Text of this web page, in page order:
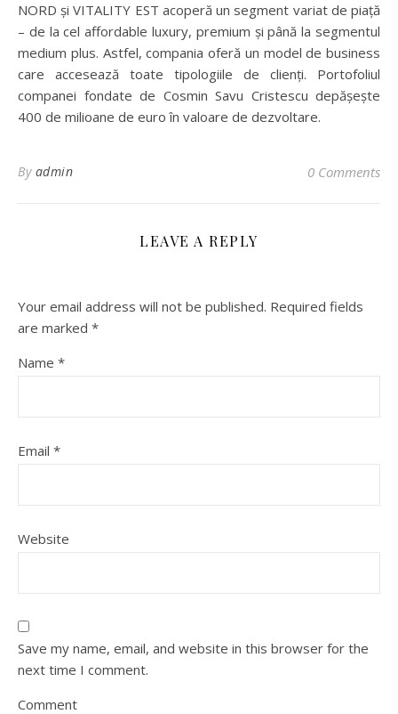
NORD și VITALITY EST acoperă un segment variat de piață
– de la cel affordable luxury, premium și până la segmentul
medium plus. Astfel, compania oferă un model de business
care accesează toate tipologiile de clienți. Portofoliul
companei fondate de Cosmin Savu Cristescu depășește
400 de milioane de euro în valoare de dezvoltare.
By admin 0 Comments
LEAVE A REPLY
Your email address will not be published. Required fields
are marked *
Name *
Email *
Website
Save my name, email, and website in this browser for the
next time I comment.
Comment